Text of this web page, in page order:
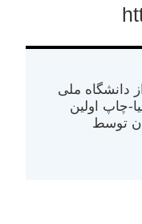
از دانشگاه ملی
در کالیفرنیا-چاپ اولین
در سال ۱۳۸۴ در ایران توسط